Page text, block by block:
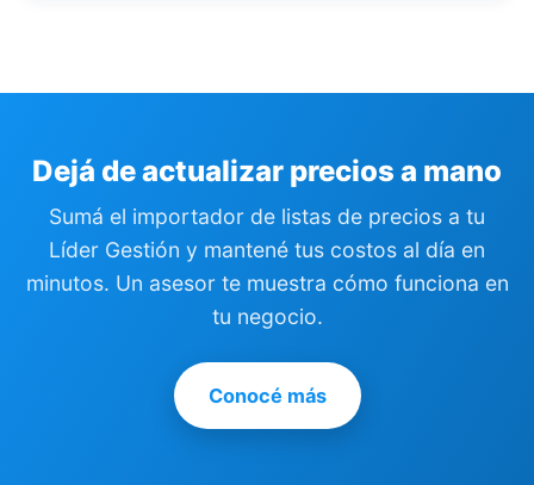
Dejá de actualizar precios a mano
Sumá el importador de listas de precios a tu
Líder Gestión y mantené tus costos al día en
minutos. Un asesor te muestra cómo funciona en
tu negocio.
Conocé más